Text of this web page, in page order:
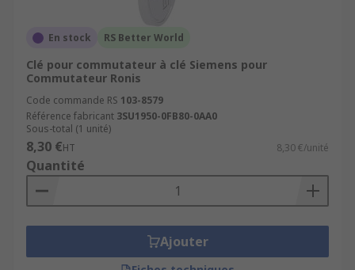
En stock RS Better World
Clé pour commutateur à clé Siemens pour
Commutateur Ronis
Code commande RS 103-8579
Référence fabricant 3SU1950-0FB80-0AA0
Sous-total (1 unité)
8,30 €HT 8,30 €/unité
Quantité
Ajouter